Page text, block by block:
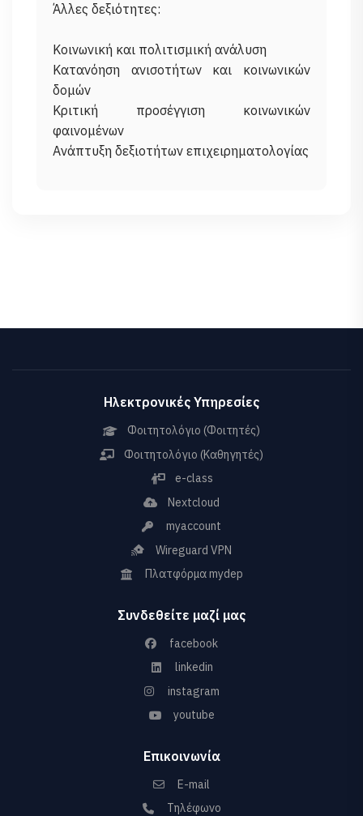
Άλλες δεξιότητες:
Κοινωνική και πολιτισμική ανάλυση
Κατανόηση ανισοτήτων και κοινωνικών
δομών
Κριτική προσέγγιση κοινωνικών
φαινομένων
Ηλεκτρονικές Υπηρεσίες
Φοιτητολόγιο (Φοιτητές)
Φοιτητολόγιο (Καθηγητές)
e-class
Nextcloud
myaccount
Wireguard VPN
Πλατφόρμα mydep
Συνδεθείτε μαζί μας
facebook
linkedin
instagram
youtube
Επικοινωνία
E-mail
Τηλέφωνο